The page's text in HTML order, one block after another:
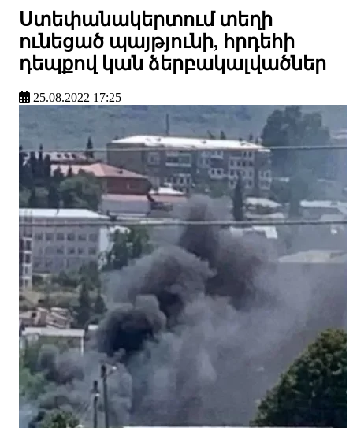
Ստեփանակերտում տեղի
ունեցած պայթյունի, հրդեհի
դեպքով կան ձերբակալվածներ
25.08.2022 17:25